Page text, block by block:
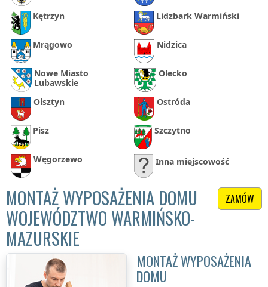
Kętrzyn Lidzbark Warmiński
Mrągowo Nidzica
Nowe Miasto
Lubawskie
Olecko
Olsztyn Ostróda
Pisz Szczytno
Węgorzewo Inna miejscowość
ZAMÓW
MONTAŻ WYPOSAŻENIA DOMU
WOJEWÓDZTWO WARMIŃSKO-
MAZURSKIE
MONTAŻ WYPOSAŻENIA
DOMU